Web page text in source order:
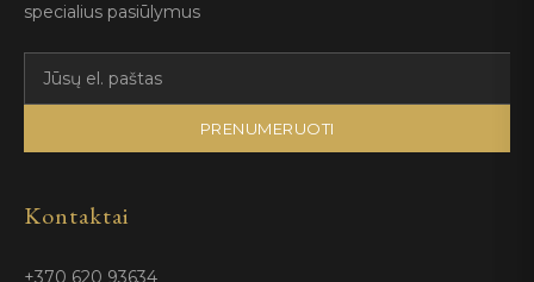
specialius pasiūlymus
PRENUMERUOTI
Kontaktai
+370 620 93634